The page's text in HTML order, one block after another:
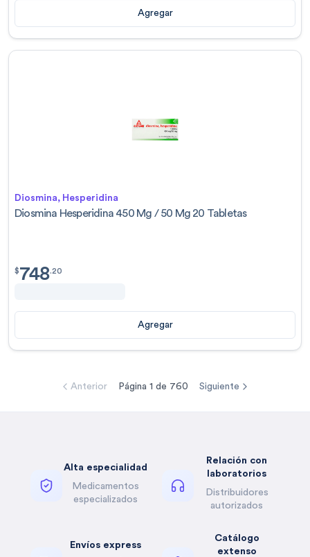
Agregar
Diosmina, Hesperidina
Diosmina Hesperidina 450 Mg / 50 Mg 20 Tabletas
$748.20
$748.20
Agregar
Anterior Página 1 de 760 Siguiente
Alta especialidad
Medicamentos
especializados
Relación con
laboratorios
Distribuidores
autorizados
Envíos express
Catálogo
extenso